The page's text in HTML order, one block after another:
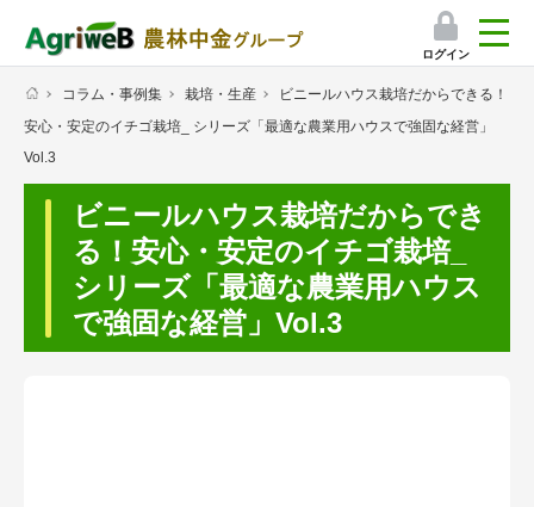
ログイン
検索
プレミアムサービス
プレミアムサービスのご紹介
気象情報アプリ
コラム・事例集 栽培・生産
ビニールハウス栽培だからできる！
安心・安定のイチゴ栽培_ シリーズ「最適な農業用ハウスで強固な経営」
Vol.3
ビニールハウス栽培だからでき
る！安心・安定のイチゴ栽培_
シリーズ「最適な農業用ハウス
で強固な経営」Vol.3